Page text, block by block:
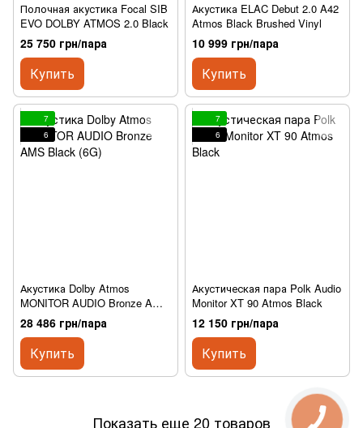
Полочная акустика Focal SIB
EVO DOLBY ATMOS 2.0 Black
25 750 грн/пара
Купить
Акустика ELAC Debut 2.0 A42
Atmos Black Brushed Vinyl
10 999 грн/пара
Купить
7
6
Акустика Dolby Atmos
MONITOR AUDIO Bronze AMS
Black (6G)
28 486 грн/пара
Купить
7
6
Акустическая пара Polk Audio
Monitor XT 90 Atmos Black
12 150 грн/пара
Купить
Показать еще 20 товаров